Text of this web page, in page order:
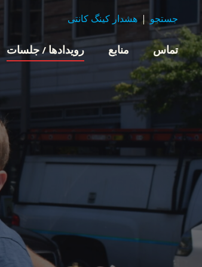
رویدادها / جلسات منابع تماس
هشدار کینگ کانتی جستجو